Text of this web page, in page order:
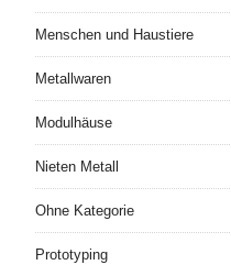
Menschen und Haustiere
Metallwaren
Modulhäuse
Nieten Metall
Ohne Kategorie
Prototyping